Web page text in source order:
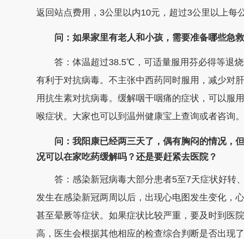
返回站点费用，3公里以内10元，超过3公里以上每
问：如果家里有老人和小孩，需要准备哪些急
答：体温超过38.5℃，可适量服用芬必得等退烧
有利于对抗病毒。不主张中西药同时服用，减少对
用抗生素对抗病毒。缓解咽干咽痛的症状，可以服
喉症状。大家也可以到温州健康宝上查询或者咨询。
问：我阳康已经两三天了，偶有胸闷的情况，
况可以在家吃药缓解吗？还是要赶紧去医院？
答：感染新冠病毒大部分患者5至7天症状好转
发生在感染新冠两周以后，出现心电图发生变化，
甚至晕厥等症状。如果症状比较严重，要及时到医
高，医生会根据其他相应的检查综合判断是否出现